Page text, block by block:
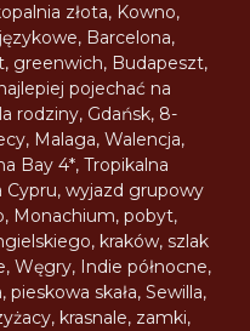
złota, Kowno,
, Barcelona,
, greenwich, Budapeszt,
pojechać na
rodziny, Gdańsk, 8-
, Malaga,Walencja,
Bay 4*,Tropikalna
Cypru,wyjazd grupowy
, Monachium,pobyt,
, kraków,szlak
,Węgry, Indie północne,
,pieskowa skała,Sewilla,
, krasnale, zamki,